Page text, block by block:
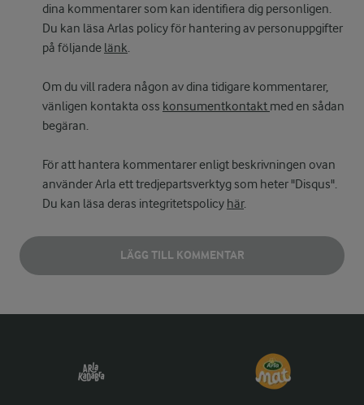
dina kommentarer som kan identifiera dig personligen.
Du kan läsa Arlas policy för hantering av personuppgifter
på följande länk.
Om du vill radera någon av dina tidigare kommentarer,
vänligen kontakta oss konsumentkontakt med en sådan
begäran.
För att hantera kommentarer enligt beskrivningen ovan
använder Arla ett tredjepartsverktyg som heter "Disqus".
Du kan läsa deras integritetspolicy här.
LÄGG TILL KOMMENTAR